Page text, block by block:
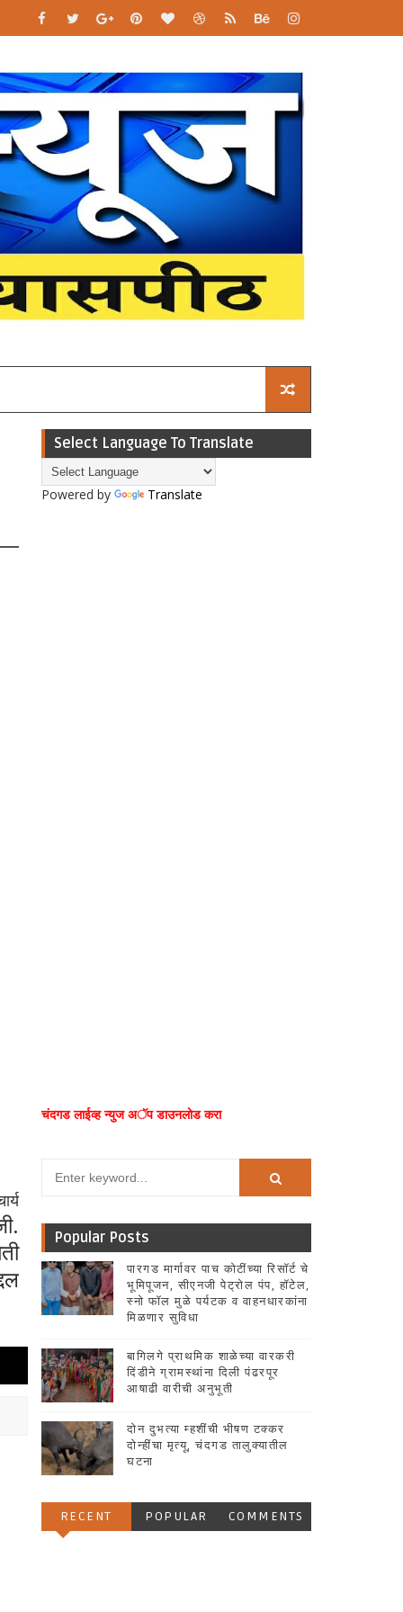
Select Language To Translate
Powered by Translate
चंदगड लाईव्ह न्युज अॅप डाउनलोड करा
Popular Posts
पारगड मार्गावर पाच कोटींच्या रिसॉर्ट चे
भूमिपूजन, सीएनजी पेट्रोल पंप, हॉटेल,
स्नो फॉल मुळे पर्यटक व वाहनधारकांना
मिळणार सुविधा
बागिलगे प्राथमिक शाळेच्या वारकरी
दिंडीने ग्रामस्थांना दिली पंढरपूर
आषाढी वारीची अनुभूती
दोन दुभत्या म्हशींची भीषण टक्कर
दोन्हींचा मृत्यू, चंदगड तालुक्यातील
घटना
RECENT POPULAR COMMENTS